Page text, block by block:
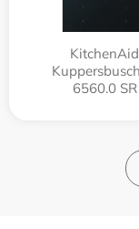
KitchenAid
6560.0 SR